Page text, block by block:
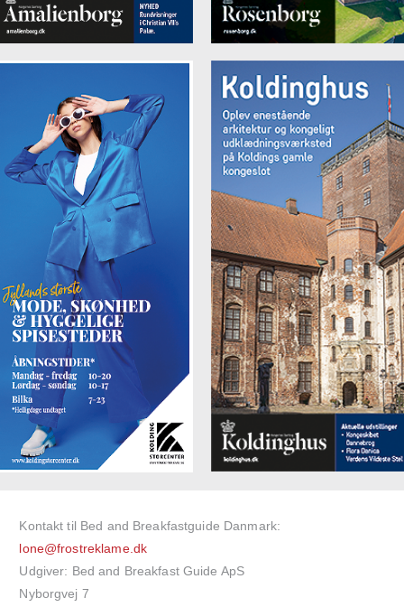
Kontakt til Bed and Breakfastguide Danmark:
lone@frostreklame.dk
Udgiver: Bed and Breakfast Guide ApS
Nyborgvej 7